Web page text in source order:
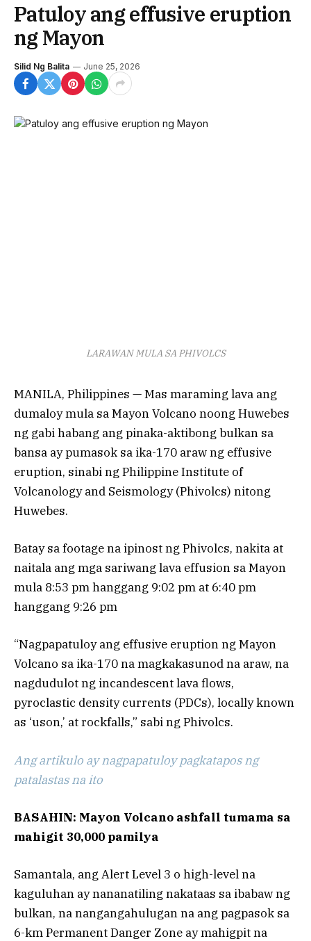
Patuloy ang effusive eruption
ng Mayon
Silid Ng Balita June 25, 2026
LARAWAN MULA SA PHIVOLCS
MANILA, Philippines — Mas maraming lava ang
dumaloy mula sa Mayon Volcano noong Huwebes
ng gabi habang ang pinaka-aktibong bulkan sa
bansa ay pumasok sa ika-170 araw ng effusive
eruption, sinabi ng Philippine Institute of
Volcanology and Seismology (Phivolcs) nitong
Huwebes.
Batay sa footage na ipinost ng Phivolcs, nakita at
naitala ang mga sariwang lava effusion sa Mayon
mula 8:53 pm hanggang 9:02 pm at 6:40 pm
hanggang 9:26 pm
“Nagpapatuloy ang effusive eruption ng Mayon
Volcano sa ika-170 na magkakasunod na araw, na
nagdudulot ng incandescent lava flows,
pyroclastic density currents (PDCs), locally known
as ‘uson,’ at rockfalls,” sabi ng Phivolcs.
Ang artikulo ay nagpapatuloy pagkatapos ng
patalastas na ito
BASAHIN: Mayon Volcano ashfall tumama sa
mahigit 30,000 pamilya
Samantala, ang Alert Level 3 o high-level na
kaguluhan ay nananatiling nakataas sa ibabaw ng
bulkan, na nangangahulugan na ang pagpasok sa
6-km Permanent Danger Zone ay mahigpit na